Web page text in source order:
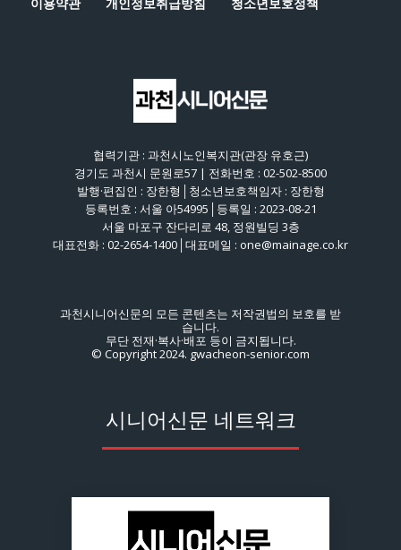
이용약관 개인정보취급방침 청소년보호정책
협력기관 : 과천시노인복지관(관장 유호근)
경기도 과천시 문원로57 | 전화번호 : 02-502-8500
발행·편집인 : 장한형│청소년보호책임자 : 장한형
등록번호 : 서울 아54995│등록일 : 2023-08-21
서울 마포구 잔다리로 48, 정원빌딩 3층
대표전화 : 02-2654-1400│대표메일 : one@mainage.co.kr
과천시니어신문의 모든 콘텐츠는 저작권법의 보호를 받
습니다.
무단 전재·복사·배포 등이 금지됩니다.
© Copyright 2024. gwacheon-senior.com
시니어신문 네트워크